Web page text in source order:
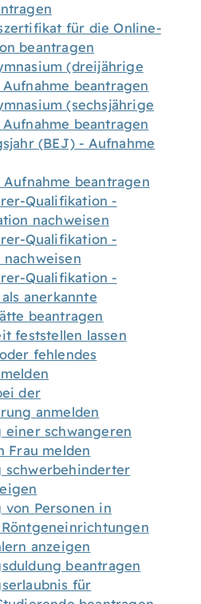
für die Online-
beantragen
(dreijährige
beantragen
(sechsjährige
beantragen
(BEJ) - Aufnahme
beantragen
Qualifikation -
nachweisen
Qualifikation -
Qualifikation -
anerkannte
beantragen
feststellen lassen
fehlendes
der
anmelden
einer schwangeren
Frau melden
schwerbehinderter
von Personen in
anzeigen
beantragen
für